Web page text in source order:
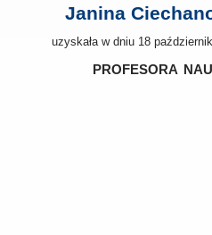
Janina
uzyskała w dniu 18
profesora